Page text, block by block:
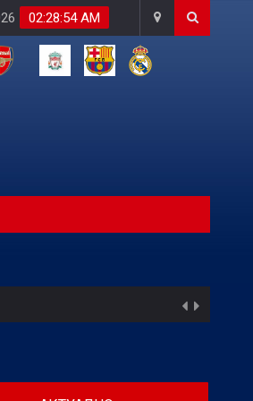
02:28:55 AM